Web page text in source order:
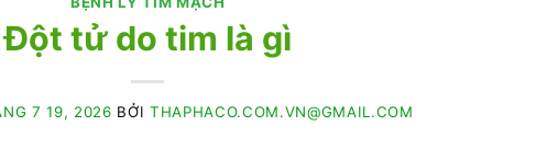
Đột tử do tim là gì
7 19, 2026 BỞI THAPHACO.COM.VN@GMAIL.COM